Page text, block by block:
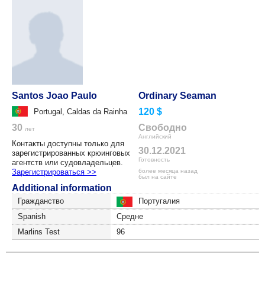
Santos Joao Paulo
Portugal, Caldas da Rainha
30 лет
Контакты доступны только для
зарегистрированных крюинговых
агентств или судовладельцев.
Зарегистрироваться >>
Ordinary Seaman
120 $
Свободно
Английский
30.12.2021
Готовность
более месяца назад
был на сайте
Additional information
Гражданство
Португалия
Spanish
Средне
Marlins Test
96